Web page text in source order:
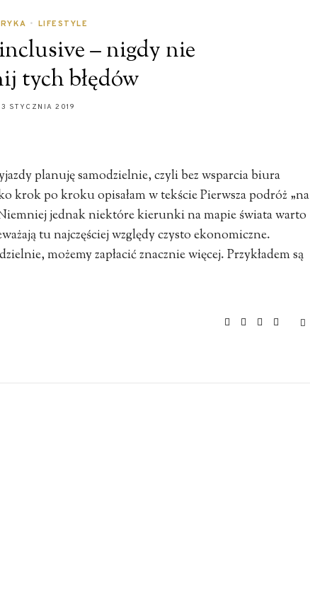
• LIFESTYLE
– nigdy nie
tych błędów
3 STYCZNIA 2019
planuję samodzielnie, czyli bez wsparcia biura
krok po kroku opisałam w tekście Pierwsza podróż „na
jednak niektóre kierunki na mapie świata warto
tu najczęściej względy czysto ekonomiczne.
możemy zapłacić znacznie więcej. Przykładem są